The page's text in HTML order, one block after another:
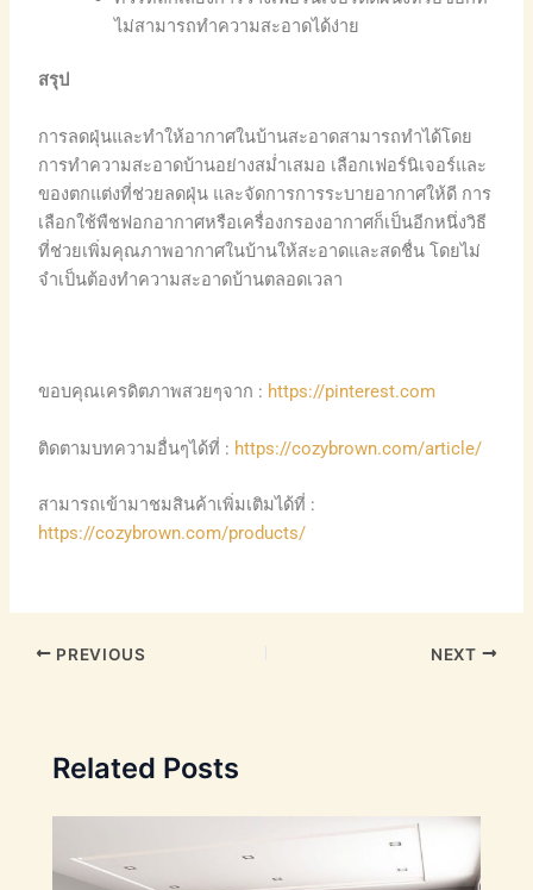
ไม่สามารถทำความสะอาดได้ง่าย
สรุป
การลดฝุ่นและทำให้อากาศในบ้านสะอาดสามารถทำได้โดย
การทำความสะอาดบ้านอย่างสม่ำเสมอ เลือกเฟอร์นิเจอร์และ
ของตกแต่งที่ช่วยลดฝุ่น และจัดการการระบายอากาศให้ดี การ
เลือกใช้พืชฟอกอากาศหรือเครื่องกรองอากาศก็เป็นอีกหนึ่งวิธี
ที่ช่วยเพิ่มคุณภาพอากาศในบ้านให้สะอาดและสดชื่น โดยไม่
จำเป็นต้องทำความสะอาดบ้านตลอดเวลา
ขอบคุณเครดิตภาพสวยๆจาก : https://pinterest.com
ติดตามบทความอื่นๆได้ที่ : https://cozybrown.com/article/
สามารถเข้ามาชมสินค้าเพิ่มเติมได้ที่ :
https://cozybrown.com/products/
PREVIOUS NEXT
Related Posts